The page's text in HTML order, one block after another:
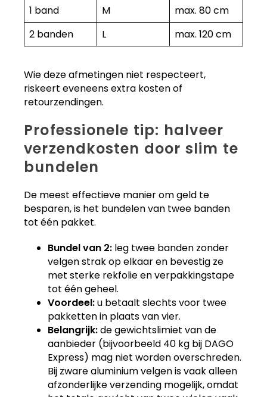
1 band M
max. 80 cm
2 banden
L max. 120 cm
Wie deze afmetingen niet respecteert,
riskeert eveneens extra kosten of
retourzendingen.
Professionele tip: halveer
verzendkosten door slim te
bundelen
De meest effectieve manier om geld te
besparen, is het bundelen van twee banden
tot één pakket.
Bundel van 2: leg twee banden zonder
velgen strak op elkaar en bevestig ze
met sterke rekfolie en verpakkingstape
tot één geheel.
Voordeel:u betaalt slechts voor twee
pakketten in plaats van vier.
Belangrijk:de gewichtslimiet van de
aanbieder (bijvoorbeeld 40 kg bij DAGO
Express) mag niet worden overschreden.
Bij zware aluminium velgen is vaak alleen
afzonderlijke verzending mogelijk, omdat